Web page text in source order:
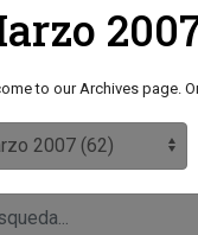
to our Archives page.